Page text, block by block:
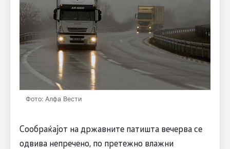
Фото: Алфа Вести
Сообраќајот на државните патишта вечерва се
одвива непречено, по претежно влажни